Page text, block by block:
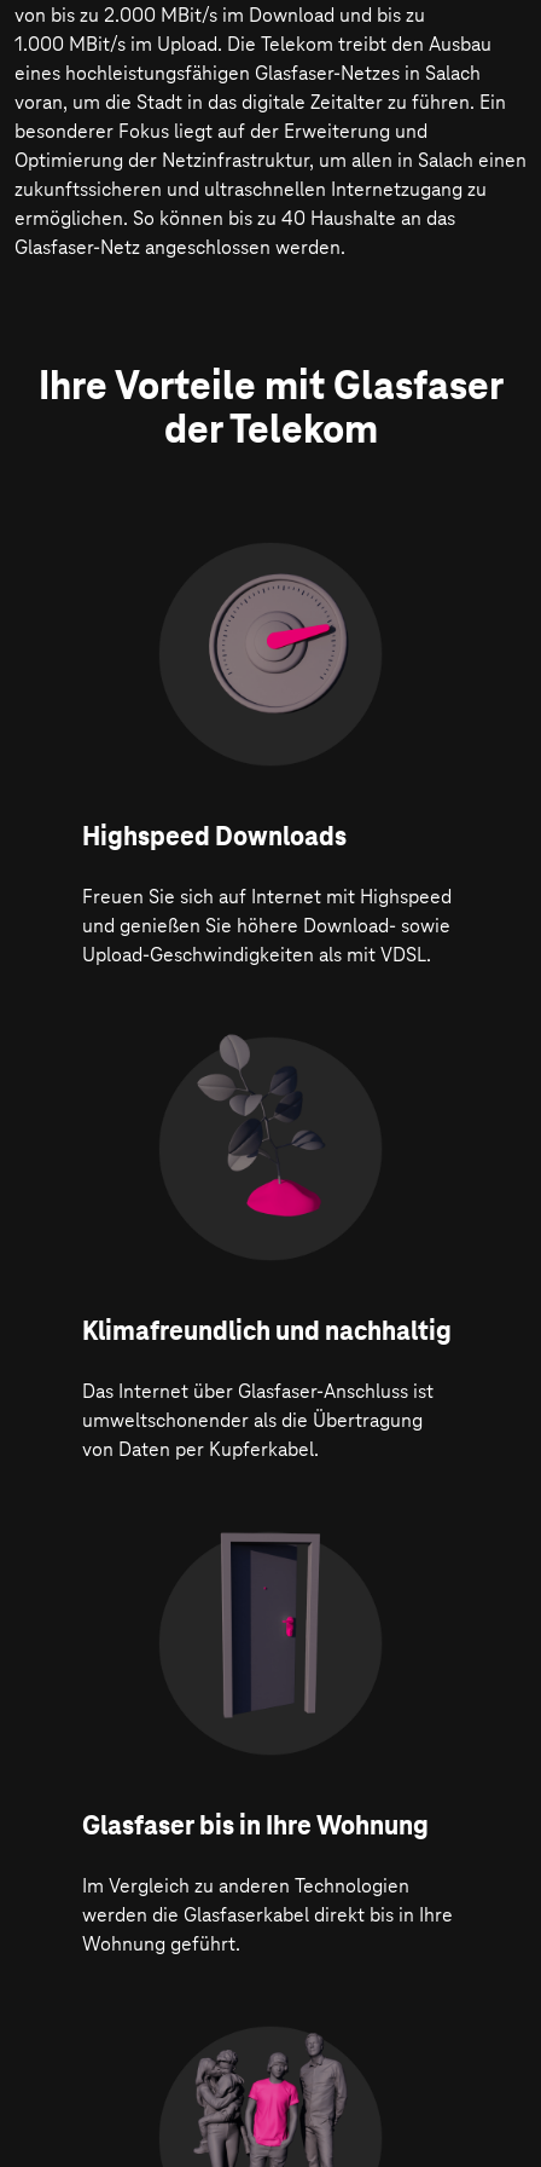
von bis zu 2.000 MBit/s im Download und bis zu
1.000 MBit/s im Upload. Die Telekom treibt den Ausbau
eines hochleistungsfähigen Glasfaser-Netzes in Salach
voran, um die Stadt in das digitale Zeitalter zu führen. Ein
besonderer Fokus liegt auf der Erweiterung und
Optimierung der Netzinfrastruktur, um allen in Salach einen
zukunftssicheren und ultraschnellen Internetzugang zu
ermöglichen. So können bis zu 40 Haushalte an das
Glasfaser-Netz angeschlossen werden.
Ihre Vorteile mit Glasfaser
der Telekom
Highspeed Downloads
Freuen Sie sich auf Internet mit Highspeed
und genießen Sie höhere Download- sowie
Upload-Geschwindigkeiten als mit VDSL.
Klima­freundlich und nachhaltig
Das Internet über Glasfaser-Anschluss ist
umweltschonender als die Übertragung
von Daten per Kupferkabel.
Glasfaser bis in Ihre Wohnung
Im Vergleich zu anderen Technologien
werden die Glasfaserkabel direkt bis in Ihre
Wohnung geführt.